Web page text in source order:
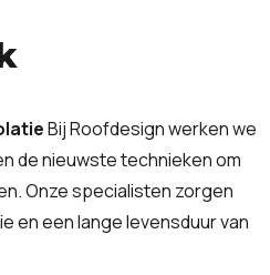
Bij Roofdesign werken we
de nieuwste technieken om
Onze specialisten zorgen
en een lange levensduur van